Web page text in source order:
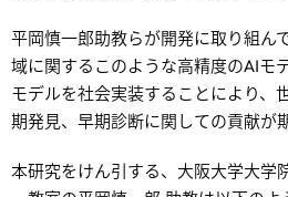
平岡慎一郎助教らが開発に取り組ん
域に関するこのような高精度のAIモ
モデルを社会実装することにより、
期発見、早期診断に関しての貢献が
本研究をけん引する、大阪大学大学